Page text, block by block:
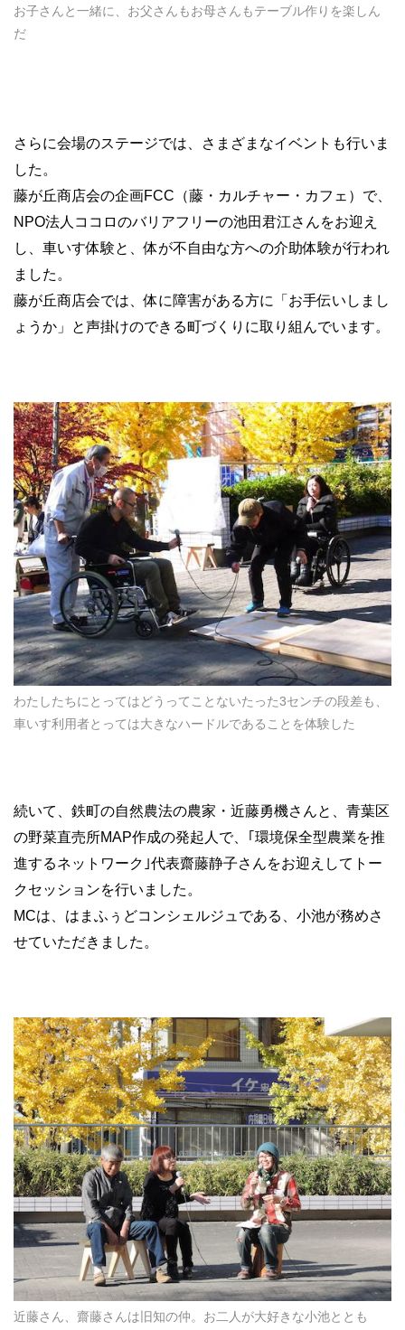
お子さんと一緒に、お父さんもお母さんもテーブル作りを楽しん
だ
さらに会場のステージでは、さまざまなイベントも行いま
した。
藤が丘商店会の企画FCC（藤・カルチャー・カフェ）で、
NPO法人ココロのバリアフリーの池田君江さんをお迎え
し、車いす体験と、体が不自由な方への介助体験が行われ
ました。
藤が丘商店会では、体に障害がある方に「お手伝いしまし
ょうか」と声掛けのできる町づくりに取り組んでいます。
わたしたちにとってはどうってことないたった3センチの段差も、
車いす利用者とっては大きなハードルであることを体験した
続いて、鉄町の自然農法の農家・近藤勇機さんと、青葉区
の野菜直売所MAP作成の発起人で、｢環境保全型農業を推
進するネットワーク｣代表齋藤静子さんをお迎えしてトー
クセッションを行いました。
MCは、はまふぅどコンシェルジュである、小池が務めさ
せていただきました。
近藤さん、齋藤さんは旧知の仲。お二人が大好きな小池ととも